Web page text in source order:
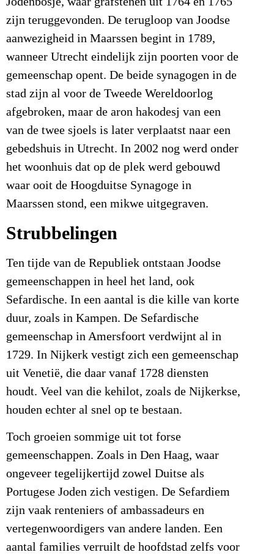
zijn teruggevonden. De terugloop van Joodse
aanwezigheid in Maarssen begint in 1789,
wanneer Utrecht eindelijk zijn poorten voor de
gemeenschap opent. De beide synagogen in de
stad zijn al voor de Tweede Wereldoorlog
afgebroken, maar de aron hakodesj van een
van de twee sjoels is later verplaatst naar een
gebedshuis in Utrecht. In 2002 nog werd onder
het woonhuis dat op de plek werd gebouwd
waar ooit de Hoogduitse Synagoge in
Maarssen stond, een mikwe uitgegraven.
Strubbelingen
Ten tijde van de Republiek ontstaan Joodse
gemeenschappen in heel het land, ook
Sefardische. In een aantal is die kille van korte
duur, zoals in Kampen. De Sefardische
gemeenschap in Amersfoort verdwijnt al in
1729. In Nijkerk vestigt zich een gemeenschap
uit Venetië, die daar vanaf 1728 diensten
houdt. Veel van die kehilot, zoals de Nijkerkse,
houden echter al snel op te bestaan.
Toch groeien sommige uit tot forse
gemeenschappen. Zoals in Den Haag, waar
ongeveer tegelijkertijd zowel Duitse als
Portugese Joden zich vestigen. De Sefardiem
zijn vaak renteniers of ambassadeurs en
vertegenwoordigers van andere landen. Een
aantal families verruilt de hoofdstad zelfs voor